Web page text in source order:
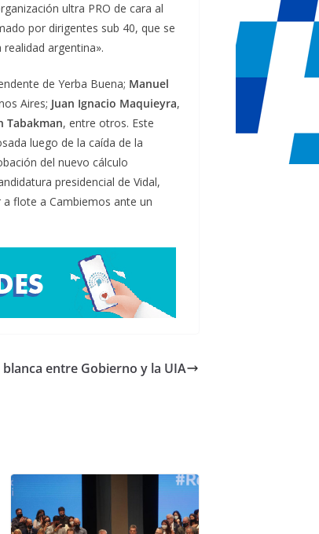
ultra PRO de cara al
por dirigentes sub 40, que se
argentina».
de Yerba Buena; Manuel
Aires; Juan Ignacio Maquieyra,
Tabakman, entre otros. Este
luego de la caída de la
del nuevo cálculo
presidencial de Vidal,
flote a Cambiemos ante un
blanca entre Gobierno y la UIA